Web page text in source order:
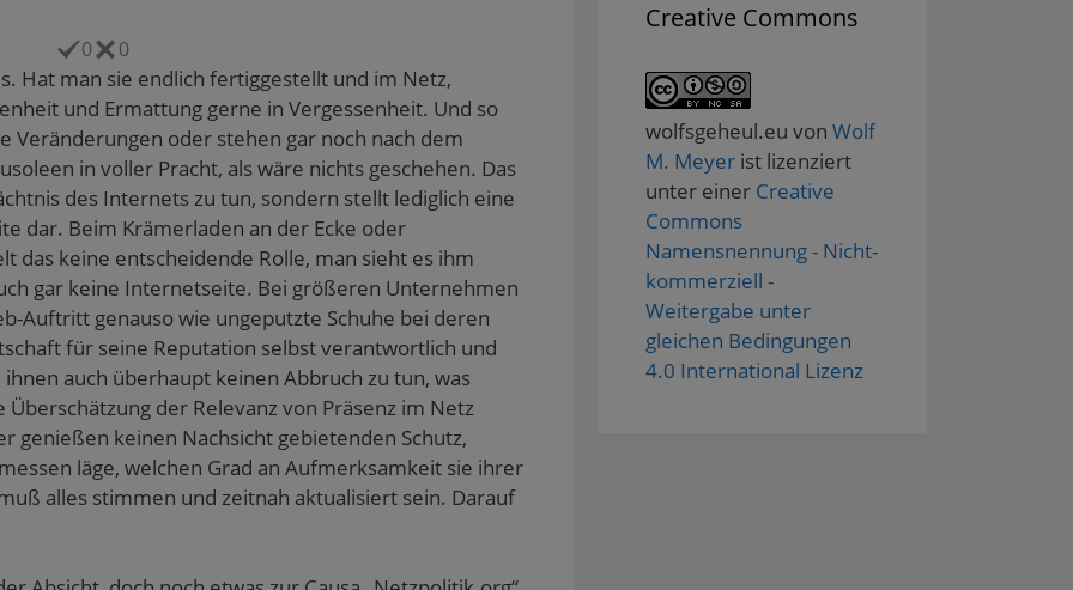
0 0
Hat man sie endlich fertiggestellt und im Netz,
und Ermattung gerne in Vergessenheit. Und so
oder stehen gar noch nach dem
in voller Pracht, als wäre nichts geschehen. Das
des Internets zu tun, sondern stellt lediglich eine
dar. Beim Krämerladen an der Ecke oder
das keine entscheidende Rolle, man sieht es ihm
gar keine Internetseite. Bei größeren Unternehmen
Auftritt genauso wie ungeputzte Schuhe bei deren
für seine Reputation selbst verantwortlich und
auch überhaupt keinen Abbruch zu tun, was
der Relevanz von Präsenz im Netz
genießen keinen Nachsicht gebietenden Schutz,
läge, welchen Grad an Aufmerksamkeit sie ihrer
alles stimmen und zeitnah aktualisiert sein. Darauf
Creative Commons
wolfsgeheul.eu von Wolf
M. Meyer ist lizenziert
unter einer Creative
Commons
Namensnennung - Nicht-
kommerziell -
Weitergabe unter
gleichen Bedingungen
4.0 International Lizenz